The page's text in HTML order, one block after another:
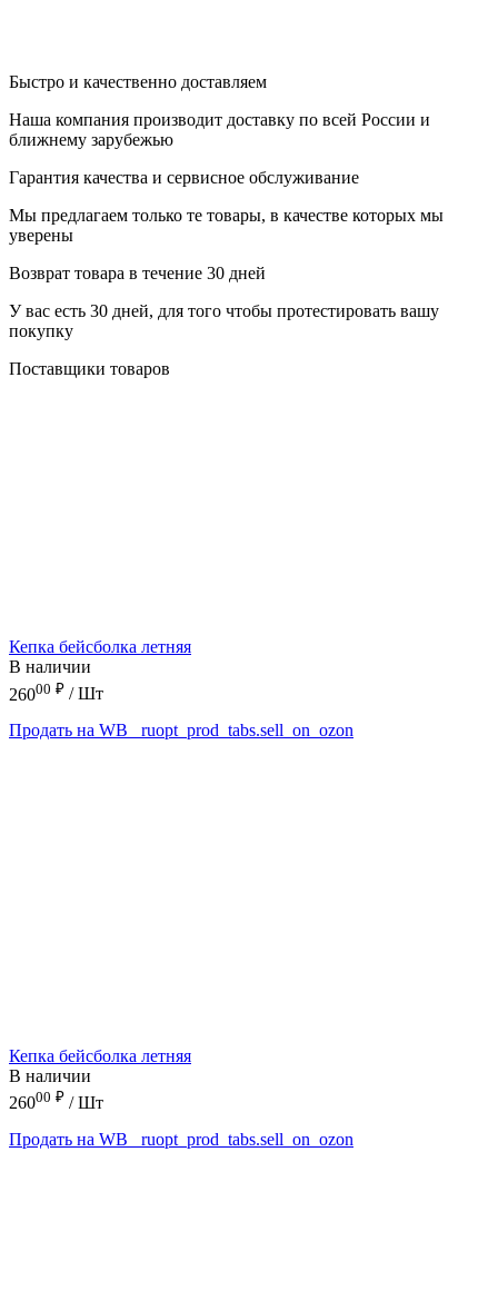
Быстро и качественно доставляем
Наша компания производит доставку по всей России и
ближнему зарубежью
Гарантия качества и сервисное обслуживание
Мы предлагаем только те товары, в качестве которых мы
уверены
Возврат товара в течение 30 дней
У вас есть 30 дней, для того чтобы протестировать вашу
покупку
Поставщики товаров
Кепка бейсболка летняя
В наличии
26000 ₽ / Шт
Продать на WB
_ruopt_prod_tabs.sell_on_ozon
Кепка бейсболка летняя
В наличии
26000 ₽ / Шт
Продать на WB
_ruopt_prod_tabs.sell_on_ozon